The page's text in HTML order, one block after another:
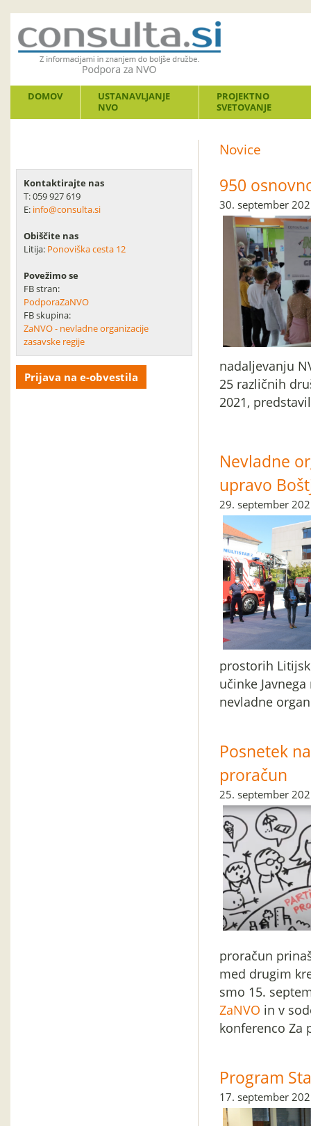
DOMOV
USTANAVLJANJE
NVO
PROJEKTNO
SVETOVANJE
Kontaktirajte nas
T: 059 927 619
E: info@consulta.si
Obiščite nas
Litija: Ponoviška cesta 12
Povežimo se
FB stran:
PodporaZaNVO
FB skupina:
ZaNVO - nevladne organizacije
zasavske regije
Prijava na e-obvestila
Novice
950
30. september
nadaljevanju
25 različnih
2021,
Nevladne
upravo
29. september
prostorih
učinke
nevladne
Posnetek
proračun
25. september
proračun
med drugim
smo 15.
ZaNVO in v
konferenco Za
Program
17. september